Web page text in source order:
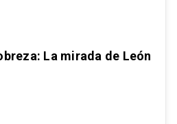
La mirada de León